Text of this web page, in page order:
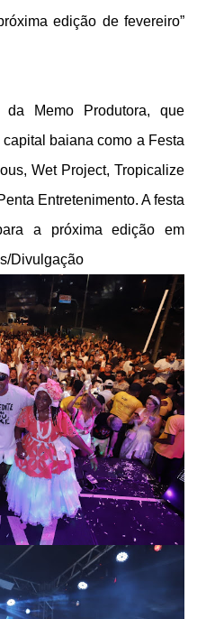
edição de fevereiro”
Memo Produtora, que
baiana como a Festa
Wet Project, Tropicalize
Entretenimento. A festa
a próxima edição em
Divulgação